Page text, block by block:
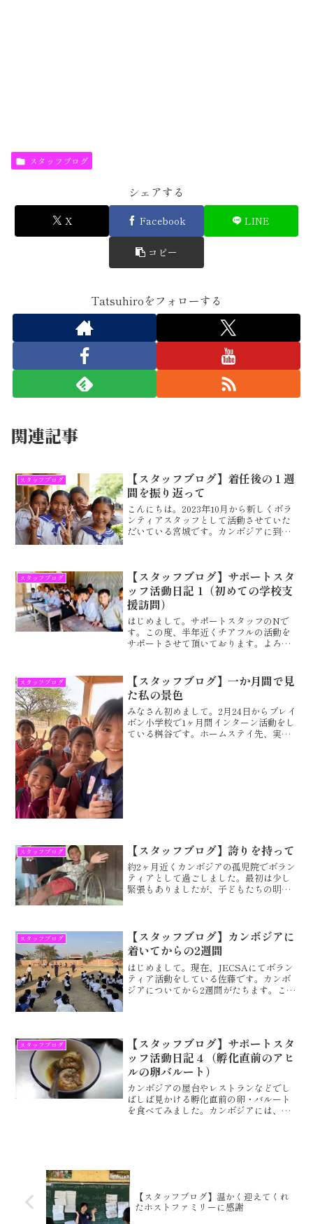
スタッフブログ
シェアする
X Facebook LINE
コピー
Tatsuhiroをフォローする
関連記事
スタッフブログ
【スタッフブログ】着任後の１週
間を振り返って
こんにちは。2023年10月から新しくボラ
ンティアスタッフとして活動させていた
だいている宮城です。カンボジアに到着
せていただきまし...
スタッフブログ
【スタッフブログ】サポートスタ
ッフ活動日記 1（初めての学校支
援訪問）
はじめまして。サポートスタッフのNで
す。この度、半年近くチアフルの活動を
サポートさせて頂いております。よろし
から2日掛けて移動しました。途中に20-
30分程、唯一の休...
スタッフブログ
【スタッフブログ】一か月間で見
た私の景色
みなさん初めまして。2月24日からプレイ
ボン小学校で1ヶ月間インターン活動をし
ている桝谷です。ホームステイ先、実際
スタッフブログ 【スタッフブログ】誇りを持って
約2ヶ月近くカンボジアの孤児院でボラン
ティアとして過ごしました。最初は少し
緊張もありましたが、子どもたちの明る
緒に生活の基本となるこ...
スタッフブログ
【スタッフブログ】カンボジアに
着いてからの2週間
はじめまして。現在、JECSAにてボラン
ティア活動をしている佐藤です。カンボ
ジアについてから2週間がたちます。この
スタッフブログ
【スタッフブログ】サポートスタ
ッフ活動日記４（孵化直前のアヒ
ルの卵バルート）
カンボジアの屋台やレストランなどでし
ばしば見かける孵化直前の卵・バルート
を食べてみました。カンボジアには、日
【スタッフブログ】温かく迎えてくれ
たホストファミリーに感謝